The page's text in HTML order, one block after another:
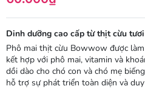
Dinh dưỡng cao cấp từ thịt cừu tươi
Phô mai thịt cừu Bowwow được
kết hợp với phô mai, vitamin và
dồi dào cho chó con và chó mẹ
hỗ trợ sự phát triển toàn diện và